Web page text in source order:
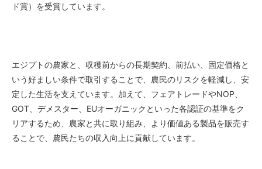
ド賞）を受賞しています。
エジプトの農家と、収穫前からの長期契約、前払い、固定価格と
いう好ましい条件で取引することで、農民のリスクを軽減し、安
定した生活を支えています。加えて、フェアトレードやNOP、
GOT、デメスター、EUオーガニックといった各認証の基準をク
リアするため、農家と共に取り組み、より価値ある製品を販売す
ることで、農民たちの収入向上に貢献しています。